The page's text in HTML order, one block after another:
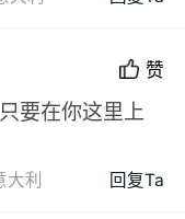
赞
要在你这里上
大利 回复Ta